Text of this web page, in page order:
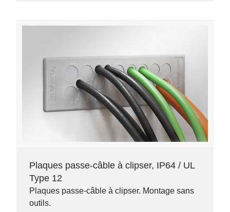
Plaques passe-câble à clipser, IP64 / UL
Type 12
Plaques passe-câble à clipser. Montage sans
outils.